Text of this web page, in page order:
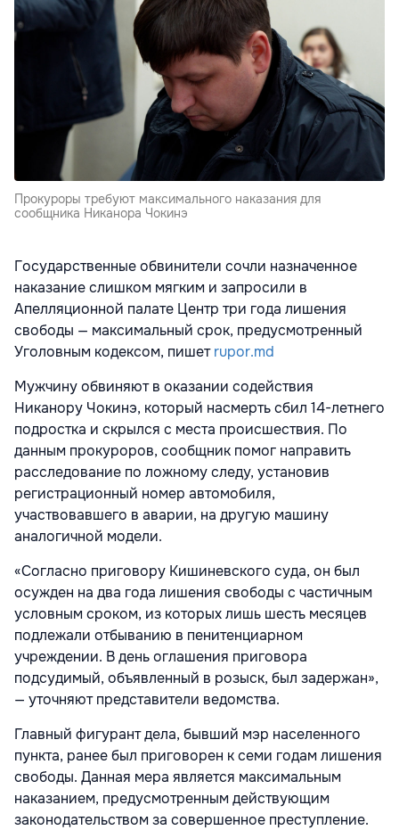
Прокуроры требуют максимального наказания для
сообщника Никанора Чокинэ
Государственные обвинители сочли назначенное
наказание слишком мягким и запросили в
Апелляционной палате Центр три года лишения
свободы — максимальный срок, предусмотренный
Уголовным кодексом, пишетrupor.md
Мужчину обвиняют в оказании содействия
Никанору Чокинэ, который насмерть сбил 14-летнего
подростка и скрылся с места происшествия. По
данным прокуроров, сообщник помог направить
расследование по ложному следу, установив
регистрационный номер автомобиля,
участвовавшего в аварии, на другую машину
аналогичной модели.
«Согласно приговору Кишиневского суда, он был
осужден на два года лишения свободы с частичным
условным сроком, из которых лишь шесть месяцев
подлежали отбыванию в пенитенциарном
учреждении. В день оглашения приговора
подсудимый, объявленный в розыск, был задержан»,
— уточняют представители ведомства.
Главный фигурант дела, бывший мэр населенного
пункта, ранее был приговорен к семи годам лишения
свободы. Данная мера является максимальным
наказанием, предусмотренным действующим
законодательством за совершенное преступление.